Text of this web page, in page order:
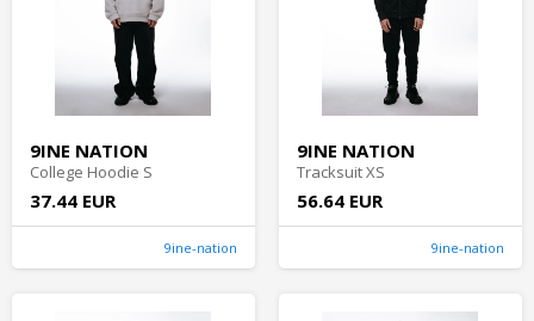
9INE NATION
College Hoodie S
37.44 EUR
9ine-nation
9INE NATION
Tracksuit XS
56.64 EUR
9ine-nation